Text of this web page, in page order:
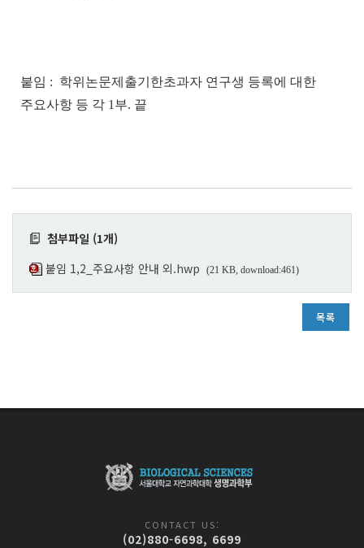
붙임 : 학위논문제출기한초과자 연구생 등록에 대한
주요사항 등 각 1 부. 끝
첨부파일 (1개)
붙임 1,2_주요사항 안내 외.hwp
(21 KB, download:461)
목록
CONTACT US:
(02)880-6698, 6699